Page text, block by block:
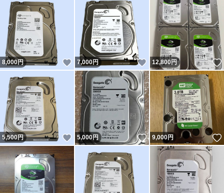
8,000円 いいね！
7,000円 いいね！
12,800円
5,500円 いいね！
5,000円 いいね！
9,000円